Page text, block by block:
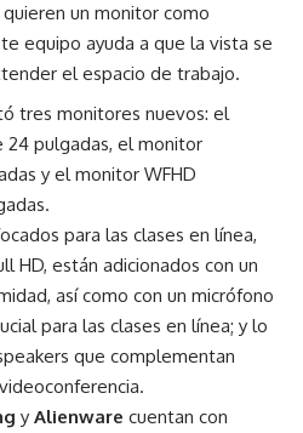
un monitor como
equipo ayuda a que la vista se
el espacio de trabajo.
tres monitores nuevos: el
24 pulgadas, el monitor
y el monitor WFHD
para las clases en línea,
HD, están adicionados con un
así como con un micrófono
para las clases en línea; y lo
que complementan
y Alienware cuentan con